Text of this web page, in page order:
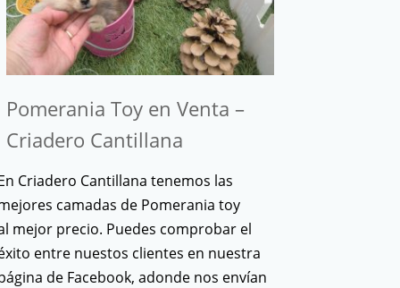
Pomerania Toy en Venta –
Criadero Cantillana
Criadero Cantillana tenemos las
camadas de Pomerania toy
mejor precio. Puedes comprobar el
entre nuestos clientes en nuestra
de Facebook, adonde nos envían